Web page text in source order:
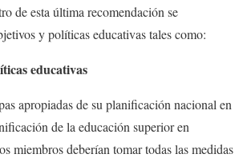
de esta última recomendación se
y políticas educativas tales como:
educativas
apropiadas de su planificación nacional en
de la educación superior en
miembros deberían tomar todas las medidas